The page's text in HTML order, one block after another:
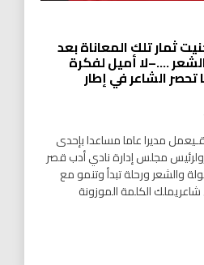
ثمار تلك المعاناة بعد
….–لا أميل لفكرة
تحصر الشاعر في إطار
مديرا عاما مساعدا بإحدى
مجلس إدارة نادي أدب قصر
والشعر ورحلة تبدأ وتنمو مع
الكلمة الموزونة